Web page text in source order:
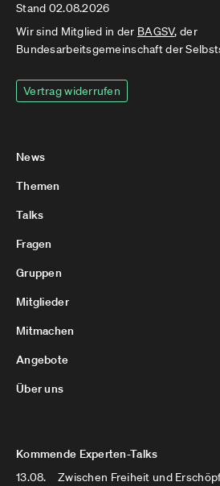
Stand 02.08.2026
Wir sind Mitglied in der BAGSV, der
Bundesarbeitsgemeinschaft der
Vertrag widerrufen
News
Themen
Talks
Fragen
Gruppen
Mitglieder
Mitmachen
Angebote
Über uns
Kommende Experten-Talks
13.08.
Zwischen Freiheit und